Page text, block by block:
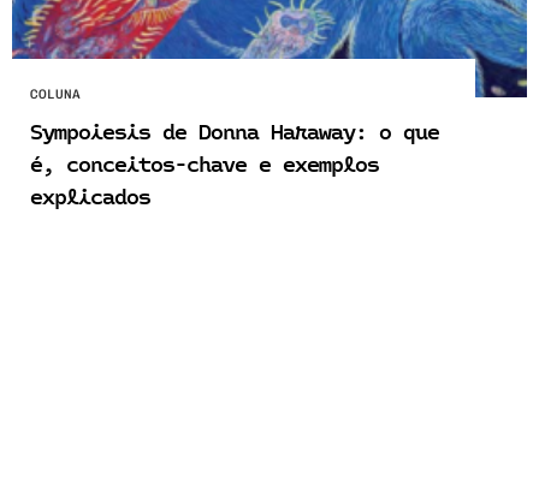
COLUNA
Sympoiesis de Donna Haraway: o que
é, conceitos-chave e exemplos
explicados